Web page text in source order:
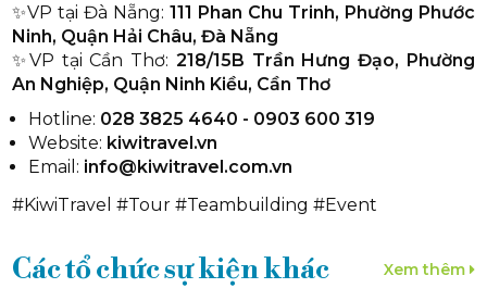
✨VP tại Đà Nẵng: 111 Phan Chu Trinh, Phường Phước
Ninh, Quận Hải Châu, Đà Nẵng
✨VP tại Cần Thơ: 218/15B Trần Hưng Đạo, Phường
An Nghiệp, Quận Ninh Kiều, Cần Thơ
Hotline: 028 3825 4640 - 0903 600 319
Website: kiwitravel.vn
Email: info@kiwitravel.com.vn
#KiwiTravel #Tour #Teambuilding #Event
Cáctổ chức sự kiệnkhác Xem thêm